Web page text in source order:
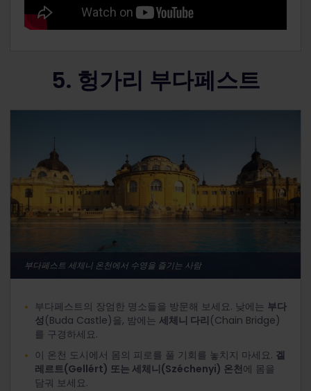
5. 헝가리 부다페스트
부다페스트 세체니 온천에서 수영을 즐기는 사람
부다페스트의 장엄한 명소들을 방문해 보세요. 낮에는 부다
성 (Buda Castle)을, 밤에는 세체니 다리 (Chain Bridge)
를 구경하세요.
이 온천 도시에서 몸의 피로를 풀 기회를 놓치지 마세요. 겔
레르트(Gellért) 또는 세체니(Széchenyi) 온천에 몸을
담궈 보세요.